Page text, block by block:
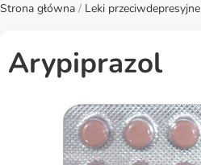
Strona główna / Leki przeciwdepresyjne
Arypiprazol